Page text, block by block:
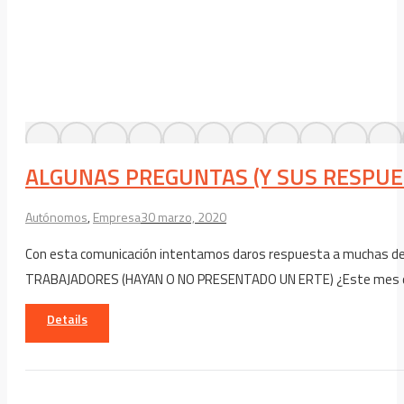
ALGUNAS PREGUNTAS (Y SUS
Autónomos,Empresa30 marzo, 2020
Con esta comunicación intentamos daros respuesta a muchas
TRABAJADORES (HAYAN O NO PRESENTADO UN ERTE)
Details